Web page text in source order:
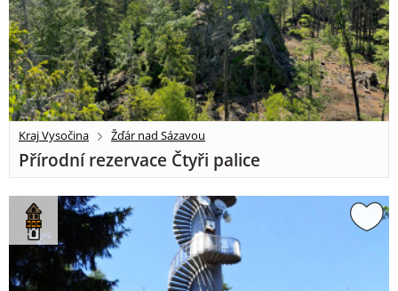
Kraj Vysočina Žďár nad Sázavou
Přírodní rezervace Čtyři palice